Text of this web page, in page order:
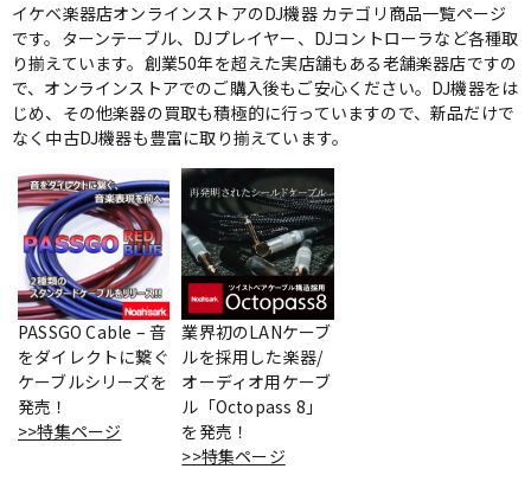
エレキギター アコギ/エレアコ
ベース
ドラム
キーボード
イケベ楽器店オンラインストアのDJ機器 カテゴリ商品一覧ページ
です。ターンテーブル、DJプレイヤー、DJコントローラなど各種取
り揃えています。創業50年を超えた実店舗もある老舗楽器店ですの
で、オンラインストアでのご購入後もご安心ください。DJ機器をは
じめ、その他楽器の買取も積極的に行っていますので、新品だけで
なく中古DJ機器も豊富に取り揃えています。
PASSGO Cable – 音
をダイレクトに繋ぐ
ケーブルシリーズを
発売！
>>特集ページ
業界初のLANケーブ
ルを採用した楽器/
オーディオ用ケーブ
ル「Octopass 8」
を発売！
>>特集ページ